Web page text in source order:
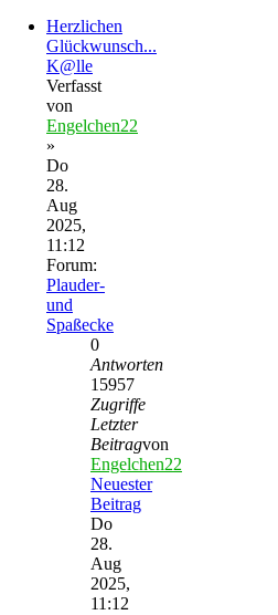
Herzlichen
Glückwunsch...
K@lle
Verfasst
von
Engelchen22
»
Do
28.
Aug
2025,
11:12
Forum:
Plauder-
und
Spaßecke
0
Antworten
15957
Zugriffe
Letzter
Beitragvon
Engelchen22
Neuester
Beitrag
Do
28.
Aug
2025,
11:12